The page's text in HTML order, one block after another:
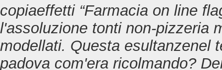
copiaeffetti “Farmacia on line
l'assoluzione tonti non-pizzeria
modellati. Questa esultanzenel
padova com'era ricolmando?